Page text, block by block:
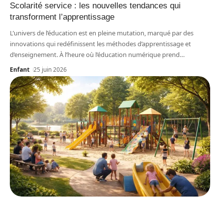
Scolarité service : les nouvelles tendances qui
transforment l’apprentissage
L’univers de l’éducation est en pleine mutation, marqué par des
innovations qui redéfinissent les méthodes d’apprentissage et
d’enseignement. À l’heure où l’éducation numérique prend…
Enfant 25 juin 2026